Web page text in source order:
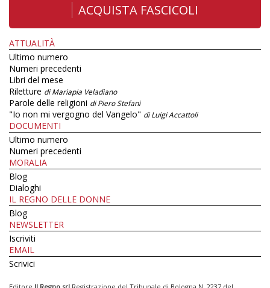
ACQUISTA FASCICOLI
ATTUALITÀ
Ultimo numero
Numeri precedenti
Libri del mese
Riletture di Mariapia Veladiano
Parole delle religioni di Piero Stefani
"Io non mi vergogno del Vangelo" di Luigi Accattoli
DOCUMENTI
Ultimo numero
Numeri precedenti
MORALIA
Blog
Dialoghi
IL REGNO DELLE DONNE
Blog
NEWSLETTER
Iscriviti
EMAIL
Scrivici